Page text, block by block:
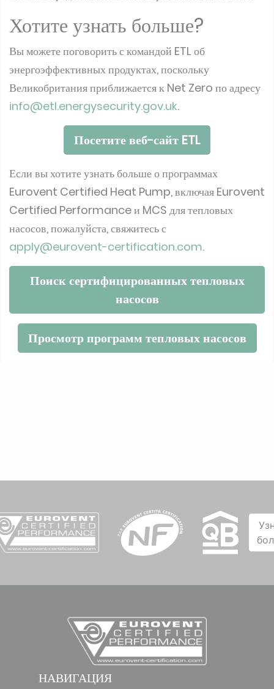
Хотите узнать больше?
Вы можете поговорить с командой ETL об
энергоэффективных продуктах, поскольку
Великобритания приближается к Net Zero по адресу
info@etl.energysecurity.gov.uk.
Посетите веб-сайт ETL
Если вы хотите узнать больше о программах
Eurovent Certified Heat Pump, включая Eurovent
Certified Performance и MCS для тепловых
насосов, пожалуйста, свяжитесь с
apply@eurovent-certification.com.
Поиск сертифицированных тепловых
насосов
Просмотр программ тепловых насосов
НАВИГАЦИЯ